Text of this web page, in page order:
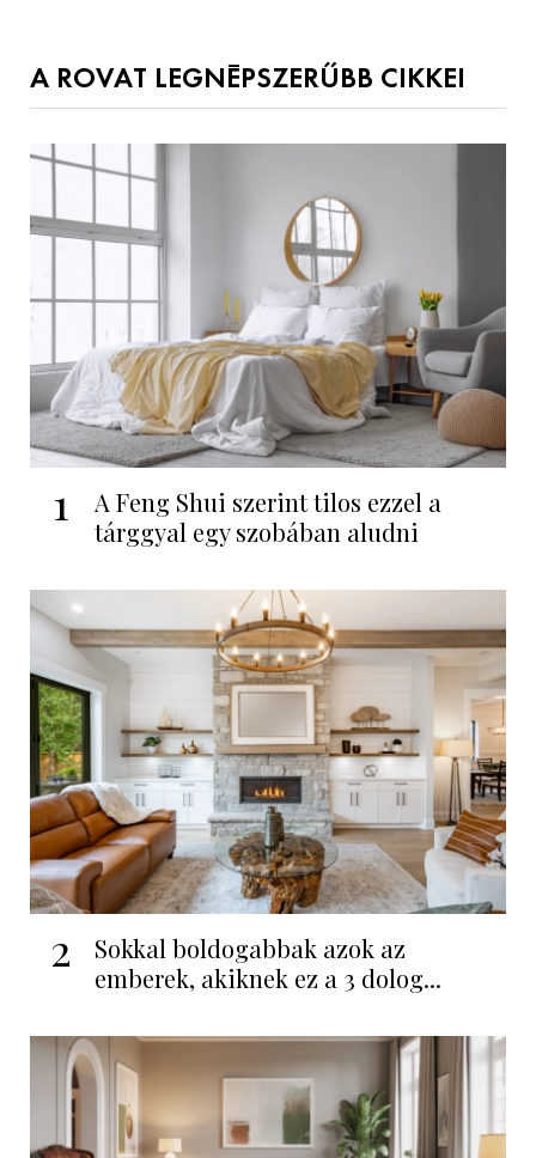
A ROVAT LEGNÉPSZERŰBB CIKKEI
1
A Feng Shui szerint tilos ezzel a
tárggyal egy szobában aludni
2
Sokkal boldogabbak azok az
emberek, akiknek ez a 3 dolog...